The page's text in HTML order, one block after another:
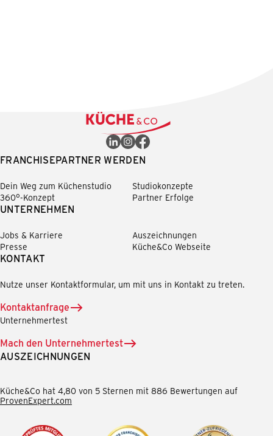
FRANCHISEPARTNER WERDEN
Dein Weg zum Küchenstudio
360°-Konzept
Studiokonzepte
Partner Erfolge
UNTERNEHMEN
Jobs & Karriere
Presse
Auszeichnungen
Küche&Co Webseite
KONTAKT
Nutze unser Kontaktformular, um mit uns in Kontakt zu treten.
Kontaktanfrage
Unternehmertest
Mach den Unternehmertest
AUSZEICHNUNGEN
Küche&Co hat 4,80 von 5 Sternen mit 886 Bewertungen auf
ProvenExpert.com